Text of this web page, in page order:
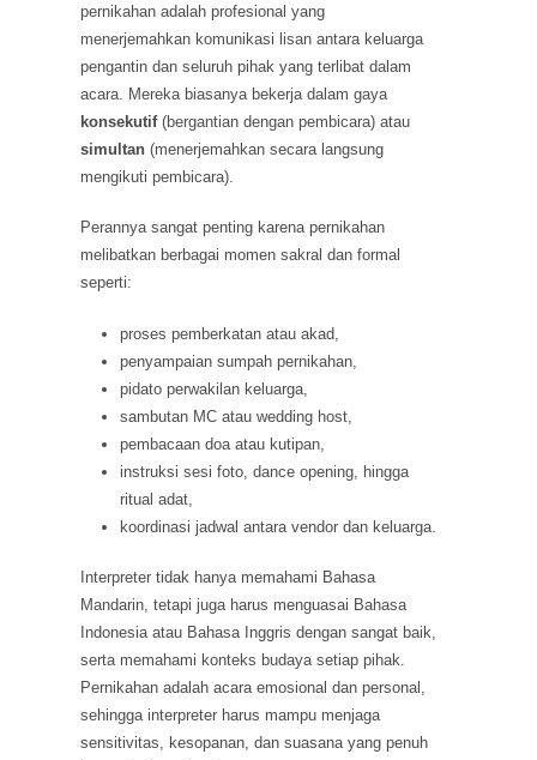
pernikahan adalah profesional yang
menerjemahkan komunikasi lisan antara keluarga
pengantin dan seluruh pihak yang terlibat dalam
acara. Mereka biasanya bekerja dalam gaya
konsekutif(bergantian dengan pembicara) atau
simultan (menerjemahkan secara langsung
mengikuti pembicara).
Perannya sangat penting karena pernikahan
melibatkan berbagai momen sakral dan formal
seperti:
proses pemberkatan atau akad,
penyampaian sumpah pernikahan,
pidato perwakilan keluarga,
sambutan MC atau wedding host,
pembacaan doa atau kutipan,
instruksi sesi foto, dance opening, hingga
ritual adat,
koordinasi jadwal antara vendor dan keluarga.
Interpreter tidak hanya memahami Bahasa
Mandarin, tetapi juga harus menguasai Bahasa
Indonesia atau Bahasa Inggris dengan sangat baik,
serta memahami konteks budaya setiap pihak.
Pernikahan adalah acara emosional dan personal,
sehingga interpreter harus mampu menjaga
sensitivitas, kesopanan, dan suasana yang penuh